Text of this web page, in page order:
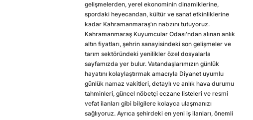
gelişmelerden, yerel ekonominin dinamiklerine,
spordaki heyecandan, kültür ve sanat etkinliklerine
kadar Kahramanmaraş'ın nabzını tutuyoruz.
Kahramanmaraş Kuyumcular Odası'ndan alınan anlık
altın fiyatları, şehrin sanayisindeki son gelişmeler ve
tarım sektöründeki yenilikler özel dosyalarla
sayfamızda yer bulur. Vatandaşlarımızın günlük
hayatını kolaylaştırmak amacıyla Diyanet uyumlu
günlük namaz vakitleri, detaylı ve anlık hava durumu
tahminleri, güncel nöbetçi eczane listeleri ve resmi
vefat ilanları gibi bilgilere kolayca ulaşmanızı
sağlıyoruz. Ayrıca şehirdeki en yeni iş ilanları, önemli